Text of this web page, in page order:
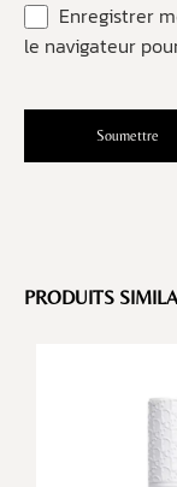
Enregistrer
le navigateur
PRODUITS